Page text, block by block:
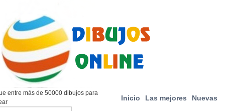
Inicio Las mejores Nuevas
entre más de 50000 dibujos para